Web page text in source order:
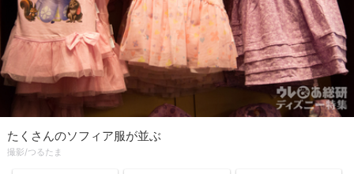
たくさんのソフィア服が並ぶ
撮影/つるたま